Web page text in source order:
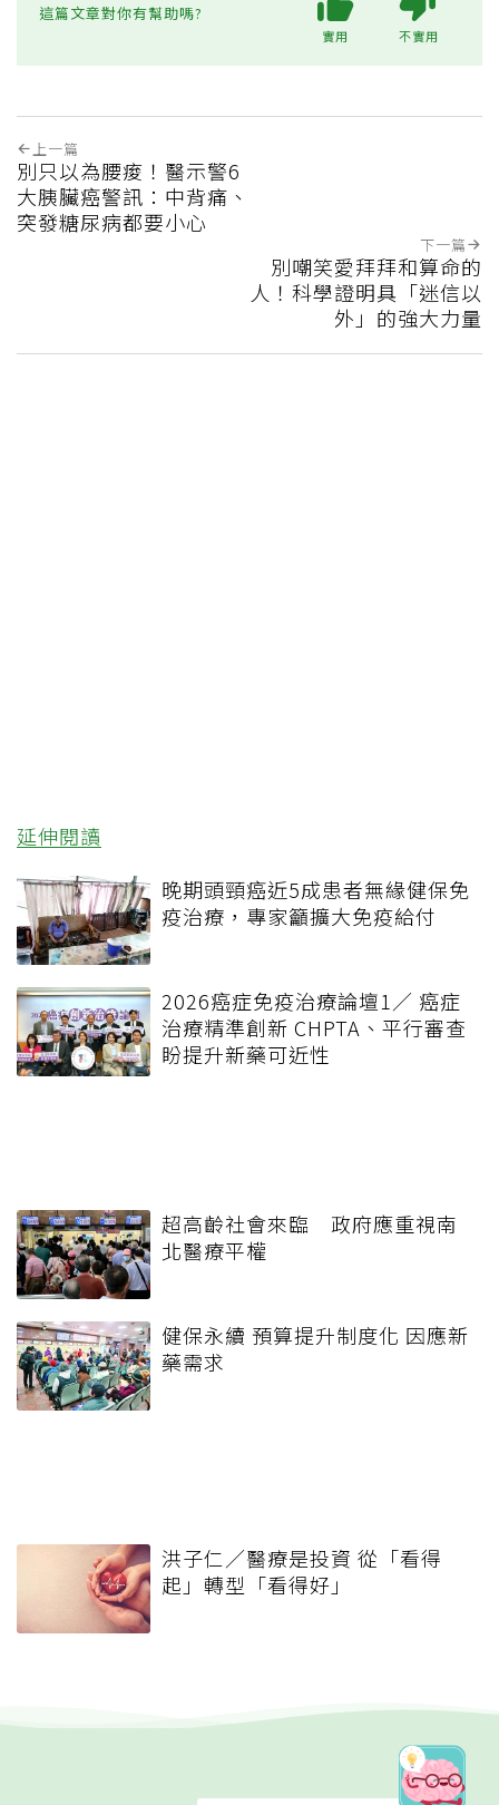
這篇文章對你有幫助嗎?
實用 不實用
上一篇
別只以為腰痠！醫示警6
大胰臟癌警訊：中背痛、
突發糖尿病都要小心
下一篇
別嘲笑愛拜拜和算命的
人！科學證明具「迷信以
外」的強大力量
延伸閱讀
晚期頭頸癌近5成患者無緣健保免
疫治療，專家籲擴大免疫給付
2026癌症免疫治療論壇1／ 癌症
治療精準創新 CHPTA、平行審查
盼提升新藥可近性
超高齡社會來臨 政府應重視南
北醫療平權
健保永續 預算提升制度化 因應新
藥需求
洪子仁／醫療是投資 從「看得
起」轉型「看得好」